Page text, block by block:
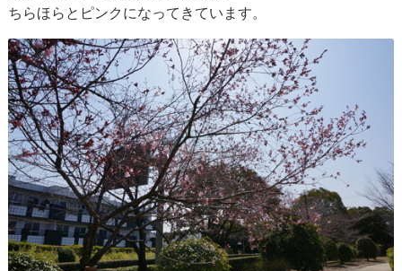
ちらほらとピンクになってきています。